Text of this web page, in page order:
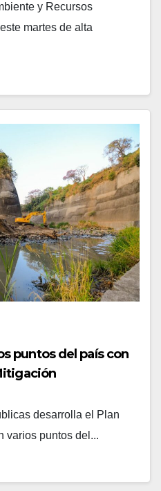
y Recursos
martes de alta
puntos del país con
desarrolla el Plan
varios puntos del...